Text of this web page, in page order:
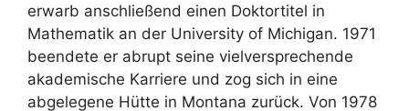
erwarb anschließend einen Doktortitel in
Mathematik an der University of Michigan. 1971
beendete er abrupt seine vielversprechende
akademische Karriere und zog sich in eine
abgelegene Hütte in Montana zurück. Von 1978